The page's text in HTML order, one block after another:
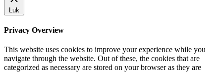
Luk
Privacy Overview
This website uses cookies to improve your experience while you
navigate through the website. Out of these, the cookies that are
categorized as necessary are stored on your browser as they are